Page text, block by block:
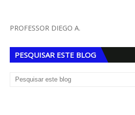
PROFESSOR DIEGO A.
PESQUISAR ESTE BLOG